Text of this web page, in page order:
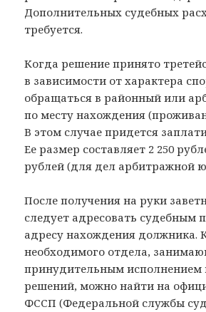
Дополнительных судебных
требуется.
Когда решение принято
в зависимости от характера
обращаться в районный или
по месту нахождения
В этом случае придется
Ее размер составляет 2 250
рублей (для дел арбитражной
После получения на руки
следует адресовать судебным
адресу нахождения должника.
необходимого отдела,
принудительным исполнением
решений, можно найти на
ФССП (Федеральной службы